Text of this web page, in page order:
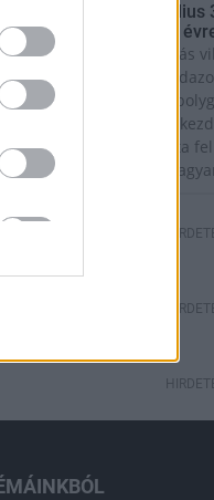
Túlfogyasztás napja -
a Föld egész
van idén a túlfogyasztás
eddigre használta fel
amelyeket
megújítani. Ettől a naptól
már „hitelből élünk” – hívta
a WWF